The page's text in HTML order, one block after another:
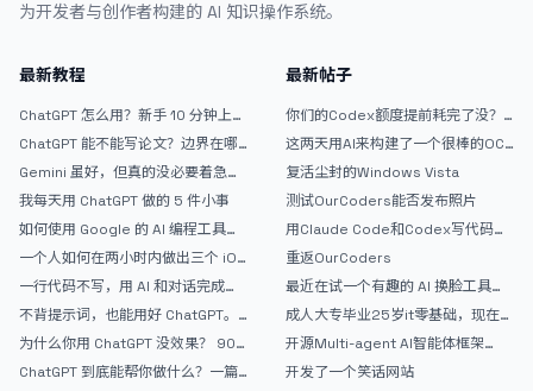
为开发者与创作者构建的 AI 知识操作系统。
最新教程
ChatGPT 怎么用？新手 10 分钟上手
ChatGPT 能不能写论文？边界在哪
Gemini 虽好，但真的没必要着急放
弃 ChatGPT
我每天用 ChatGPT 做的 5 件小事
如何使用 Google 的 AI 编程工具
AntiGravity：独立开发者的新时代
武器
一个人如何在两小时内做出三个 iOS
APP？｜AntiGravity + Gemini 3 实
战完整记录
一行代码不写，用 AI 和对话完成一
个完整网站：《图书天堂》实战记录
不背提示词，也能用好 ChatGPT。
一个万能提问模板
为什么你用 ChatGPT 没效果？ 90%
的人第一步就问错了
ChatGPT 到底能帮你做什么？一篇
最新帖子
你们的Codex额度提前耗完了没？
戒断反应如何？
这两天用AI来构建了一个很棒的OC
论坛精华区
复活尘封的Windows Vista
测试OurCoders能否发布照片
用Claude Code和Codex写代码真
的爽，但是App怎么挣钱还是很难啊
重返OurCoders
最近在试一个有趣的 AI 换脸工具，
效果挺不错
成人大专毕业25岁it零基础，现在想
考软件设计师，有什么好的建议吗，
谢谢！
开源Multi-agent AI智能体框架
aevatar.ai，欢迎大家贡献代码
开发了一个笑话网站